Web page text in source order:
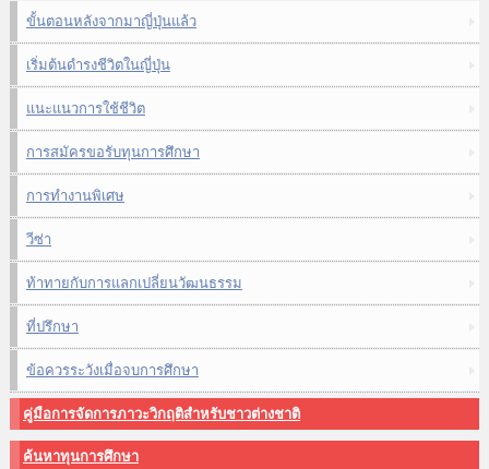
ขั้นตอนหลังจากมาญี่ปุ่นแล้ว
เริ่มต้นดำรงชีวิตในญี่ปุ่น
แนะแนวการใช้ชีวิต
การสมัครขอรับทุนการศึกษา
การทำงานพิเศษ
วีซ่า
ท้าทายกับการแลกเปลี่ยนวัฒนธรรม
ที่ปรึกษา
ข้อควรระวังเมื่อจบการศึกษา
คู่มือการจัดการภาวะวิกฤติสำหรับชาวต่างชาติ
ค้นหาทุนการศึกษา